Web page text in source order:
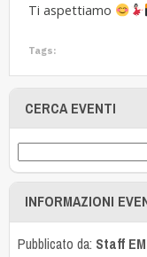
Ti aspettiamo
Tags:
CERCA EVENTI
INFORMAZIONI
Pubblicato da: Staff